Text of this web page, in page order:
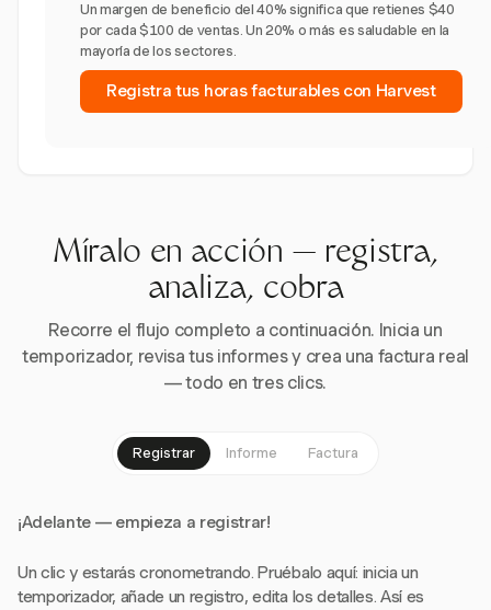
Un margen de beneficio del 40% significa que retienes $40
por cada $100 de ventas. Un 20% o más es saludable en la
mayoría de los sectores.
Registra tus horas facturables con Harvest
Míralo en acción — registra,
analiza, cobra
Recorre el flujo completo a continuación. Inicia un
temporizador, revisa tus informes y crea una factura real
— todo en tres clics.
Registrar Informe Factura
¡Adelante — empieza a registrar!
Un clic y estarás cronometrando. Pruébalo aquí: inicia un
temporizador, añade un registro, edita los detalles. Así es